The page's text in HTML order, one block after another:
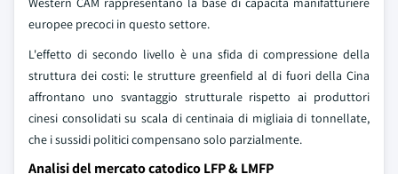
europee precoci in questo settore.
L'effetto di secondo livello è una sfida di compressione della
struttura dei costi: le strutture greenfield al di fuori della Cina
affrontano uno svantaggio strutturale rispetto ai produttori
cinesi consolidati su scala di centinaia di migliaia di tonnellate,
che i sussidi politici compensano solo parzialmente.
Analisi del mercato catodico LFP & LMFP